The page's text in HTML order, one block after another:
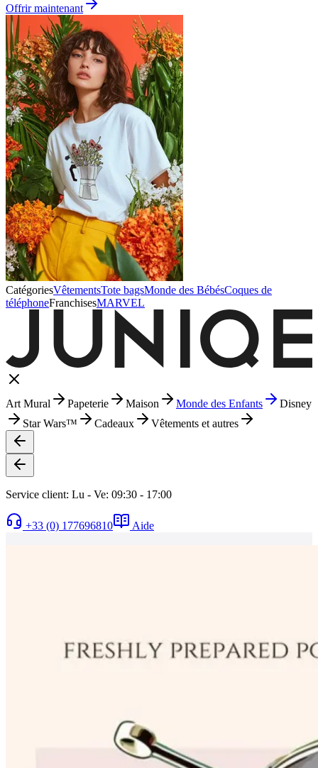
Offrir maintenant
CatégoriesVêtementsTote bagsMonde des BébésCoques de
téléphoneFranchisesMARVEL
Art Mural Papeterie Maison Monde des Enfants
Disney
Star Wars™
Cadeaux Vêtements et autres
Service client: Lu - Ve: 09:30 - 17:00
+33 (0) 177696810 Aide